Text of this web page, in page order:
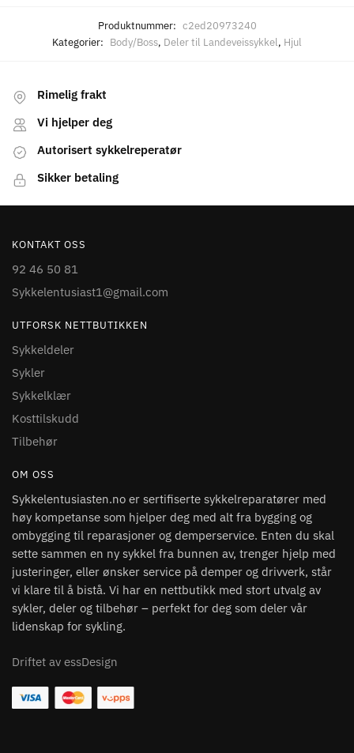
Produktnummer: c2ed20973240
Kategorier: Body/Boss, Deler til Landeveissykkel, Hjul
Rimelig frakt
Vi hjelper deg
Autorisert sykkelreperatør
Sikker betaling
KONTAKT OSS
92 46 50 81
Sykkelentusiast1@gmail.com
UTFORSK NETTBUTIKKEN
Sykkeldeler
Sykler
Sykkelklær
Kosttilskudd
Tilbehør
OM OSS
Sykkelentusiasten.no er sertifiserte sykkelreparatører med
høy kompetanse som hjelper deg med alt fra bygging og
ombygging til reparasjoner og demperservice. Enten du skal
sette sammen en ny sykkel fra bunnen av, trenger hjelp med
justeringer, eller ønsker service på demper og drivverk, står
vi klare til å bistå. Vi har en nettbutikk med stort utvalg av
sykler, deler og tilbehør – perfekt for deg som deler vår
lidenskap for sykling.
Driftet av essDesign